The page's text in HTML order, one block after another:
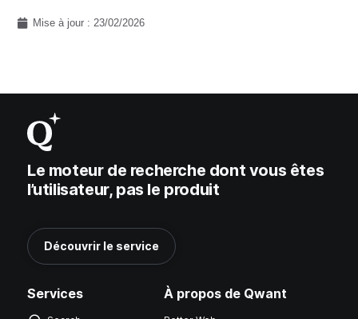
Mise à jour : 23/02/2026
Le moteur de recherche dont vous êtes
l’utilisateur, pas le produit
Découvrir le service
Services À propos de Qwant